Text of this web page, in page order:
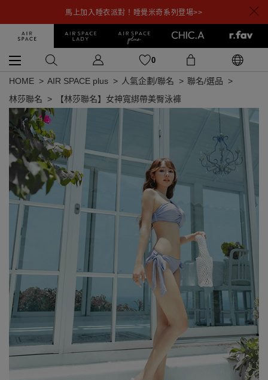
馬上加入睡衣派對！睡覺米奇系列登場>>
0
HOME AIR SPACE plus 人氣企劃/聯名
聯名/選品
林莎聯名
【林莎聯名】女神寬綁帶美臀泳褲